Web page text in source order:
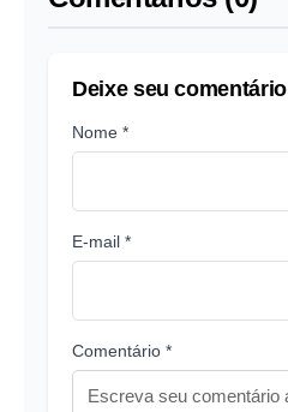
Deixe seu comentário
Nome *
E-mail *
Comentário *